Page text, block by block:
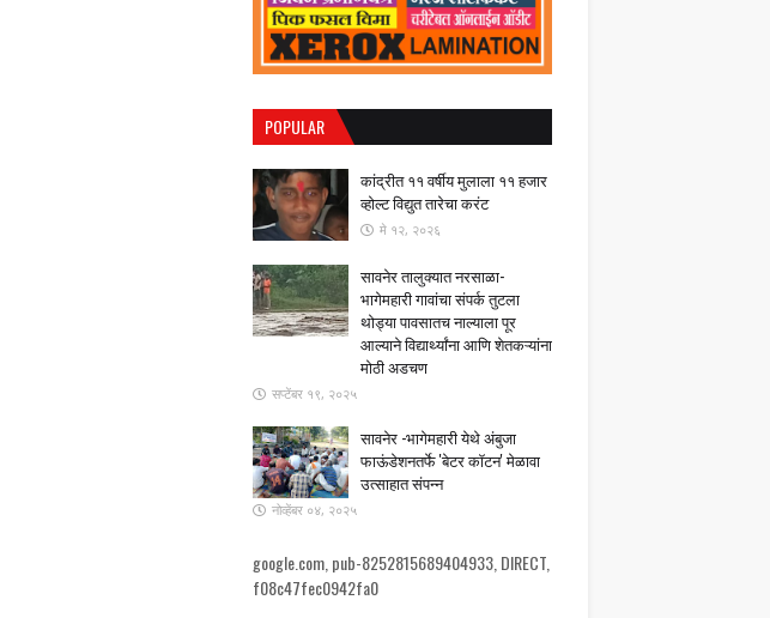
POPULAR
कांद्रीत ११ वर्षीय मुलाला ११ हजार
व्होल्ट विद्युत तारेचा करंट
मे १२, २०२६
सावनेर तालुक्यात नरसाळा-
भागेमहारी गावांचा संपर्क तुटला ​
थोड्या पावसातच नाल्याला पूर
आल्याने विद्यार्थ्यांना आणि शेतकऱ्यांना
मोठी अडचण
सप्टेंबर १९, २०२५
सावनेर -भागेमहारी येथे अंबुजा
फाऊंडेशनतर्फे 'बेटर कॉटन' मेळावा
उत्साहात संपन्न
नोव्हेंबर ०४, २०२५
google.com, pub-8252815689404933, DIRECT,
f08c47fec0942fa0